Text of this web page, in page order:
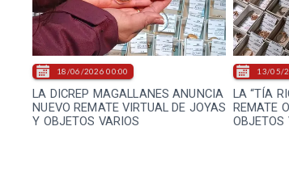
LA DICREP MAGALLANES ANUNCIA
NUEVO REMATE VIRTUAL DE JOYAS
Y OBJETOS VARIOS
18/06/2026 00:00
LA “TÍA
REMATE
OBJETOS
13/05/